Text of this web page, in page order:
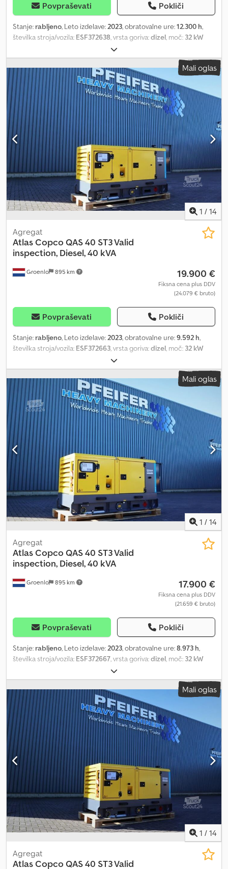
Povpraševati Pokliči
Stanje: rabljeno, Leto izdelave:2023, obratovalne ure:12.300 h,
številka stroja/vozila: ESF372638, vrsta goriva:dizel, moč: 32 kW
, proizvajalec motorjev:Kubota
Gradbeništvo Lastna teža: 1.039 kg Moč generatorja: 40 kVA
Dimenzije tovornega prostora: 245 x 110 x 148 cm Za več informacij
kontaktirajte PFEIFER GROUP. Cjdeyzl Hrepfx Angsrf
Mali oglas
1 / 14
Groenlo 895 km
Agregat
Atlas CopcoQAS 40 ST3 Valid
inspection, Diesel, 40 kVA
19.900 €
Fiksna cena plus DDV
(24.079 € bruto)
Povpraševati Pokliči
Stanje: rabljeno, Leto izdelave: 2023, obratovalne ure:9.592 h,
številka stroja/vozila: ESF372663 , vrsta goriva:dizel , moč: 32 kW
, proizvajalec motorjev:Kubota
Gradbeništvo Lastna teža: 1.039 kg Moč generatorja: 40 kVA
Cedpfx Aoyaxbfengjrf Dimenzije tovornega prostora: 245 x 110 x
148 cm Za več informacij kontaktirajte PFEIFER GROUP.
Mali oglas
1 / 14
Groenlo 895 km
Agregat
Atlas CopcoQAS 40 ST3 Valid
inspection, Diesel, 40 kVA
17.900 €
Fiksna cena plus DDV
(21.659 € bruto)
Povpraševati Pokliči
Stanje: rabljeno, Leto izdelave:2023, obratovalne ure:8.973 h,
številka stroja/vozila: ESF372667, vrsta goriva:dizel, moč: 32 kW
, proizvajalec motorjev:Kubota
Gradbeništvo Lastna teža: 1.039 kg Crsdpfx Aeyz Iynjngjf Moč
generatorja: 40 kVA Dimenzije tovornega prostora: 245 x 110 x 148
cm Za več informacij kontaktirajte PFEIFER GROUP.
Mali oglas
1 / 14
Agregat
Atlas CopcoQAS 40 ST3 Valid